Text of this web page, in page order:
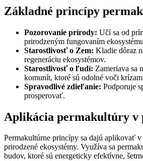
Základné princípy
Pozorovanie prírody: Učí sa od
prirodzeným fungovaním
Starostlivosť o Zem: Kladie dôraz
regeneráciu ekosystémov.
Starostlivosť o ľudí: Zameriava sa
komunít, ktoré sú odolné voči
Spravodlivé zdieľanie: Podporuje
prosperovať.
Aplikácia permakultúry v
Permakultúrne princípy sa dajú aplikovať
prirodzené ekosystémy. Využíva sa
budov, ktoré sú energeticky efektívne,